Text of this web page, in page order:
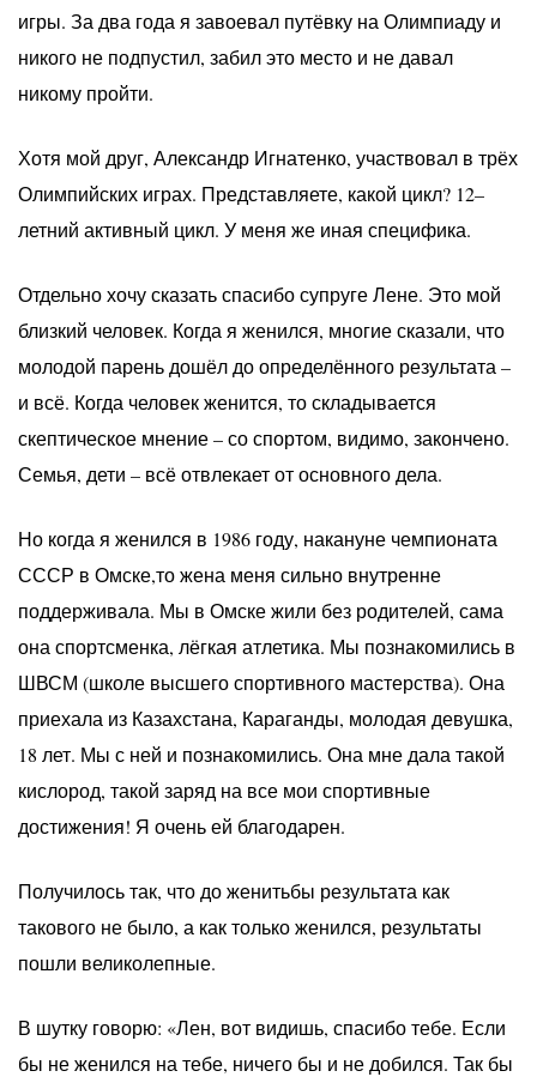
игры. За два года я завоевал путёвку на Олимпиаду и
никого не подпустил, забил это место и не давал
никому пройти.
Хотя мой друг, Александр Игнатенко, участвовал в трёх
Олимпийских играх. Представляете, какой цикл? 12–
летний активный цикл. У меня же иная специфика.
Отдельно хочу сказать спасибо супруге Лене. Это мой
близкий человек. Когда я женился, многие сказали, что
молодой парень дошёл до определённого результата –
и всё. Когда человек женится, то складывается
скептическое мнение – со спортом, видимо, закончено.
Семья, дети – всё отвлекает от основного дела.
Но когда я женился в 1986 году, накануне чемпионата
СССР в Омске,то жена меня сильно внутренне
поддерживала. Мы в Омске жили без родителей, сама
она спортсменка, лёгкая атлетика. Мы познакомились в
ШВСМ (школе высшего спортивного мастерства). Она
приехала из Казахстана, Караганды, молодая девушка,
18 лет. Мы с ней и познакомились. Она мне дала такой
кислород, такой заряд на все мои спортивные
достижения! Я очень ей благодарен.
Получилось так, что до женитьбы результата как
такового не было, а как только женился, результаты
пошли великолепные.
В шутку говорю: «Лен, вот видишь, спасибо тебе. Если
бы не женился на тебе, ничего бы и не добился. Так бы